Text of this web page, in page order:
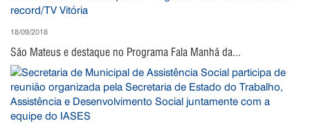
18/09/2018
São Mateus e destaque no Programa Fala Manhã da...